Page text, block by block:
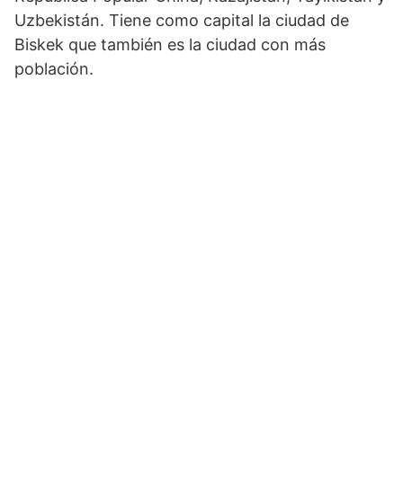
Uzbekistán. Tiene como capital la ciudad de
Biskek que también es la ciudad con más
población.